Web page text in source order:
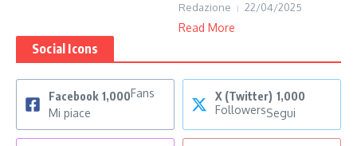
Redazione 22/04/2025
Read More
Social Icons
Facebook 1,000Fans
Mi piace
X (Twitter) 1,000
FollowersSegui